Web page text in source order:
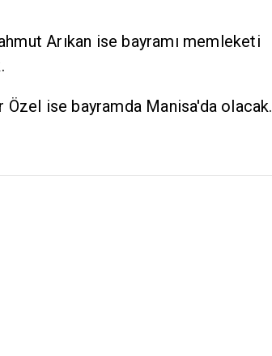
Arıkan ise bayramı memleketi
Özel ise bayramda Manisa'da olacak.